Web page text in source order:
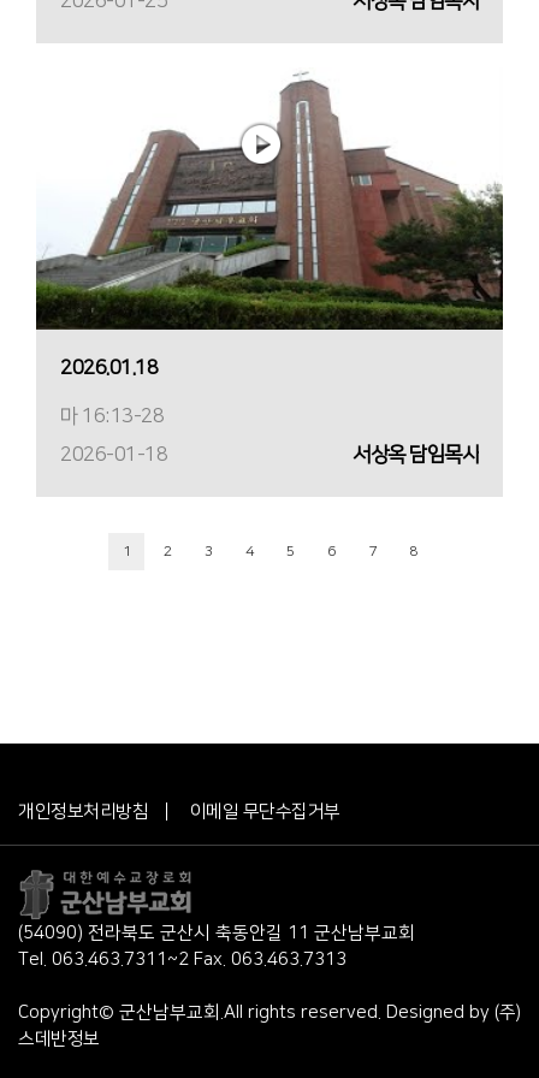
2026.01.18
마 16:13-28
2026-01-18
서상옥 담임목사
1 2 3 4 5 6 7 8
개인정보처리방침 이메일 무단수집거부
(54090) 전라북도 군산시 축동안길 11 군산남부교회
Tel. 063.463.7311~2 Fax. 063.463.7313
Copyright© 군산남부교회.All rights reserved. Designed by (주)
스데반정보